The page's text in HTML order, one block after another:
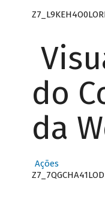
do
da
Ações